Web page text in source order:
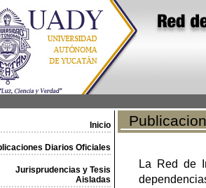
Inicio
Diarios Oficiales
Jurisprudencias y Tesis
Aisladas
La Red de